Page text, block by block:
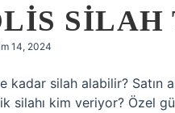
14, 2024
kadar silah alabilir? Satın
silahı kim veriyor? Özel